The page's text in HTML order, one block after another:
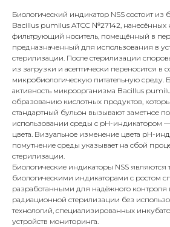
Биологический индикатор NSS состоит из
Bacillus pumilus ATCC №27142,
фильтрующий носитель, помещённый в
предназначенный для использования в
стерилизации. После стерилизации
из загрузки и асептически переносится в
микробиологическую питательную среду.
активность микроорганизма Bacillus
образованию кислотных продуктов,
стандартный бульон вызывают заметное
использовании среды с pH-индикатором
цвета. Визуальное изменение цвета pH-
помутнение среды указывает на сбой
стерилизации.
Биологические индикаторы NSS
биологическими индикаторами с ростом
разработанными для надёжного контроля
радиационной стерилизации без
технологий, специализированных
устройств мониторинга.